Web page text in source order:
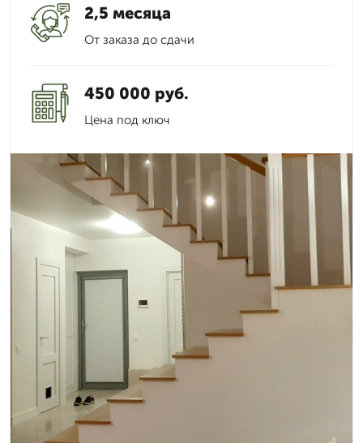
2,5 месяца
От заказа до сдачи
450 000 руб.
Цена под ключ